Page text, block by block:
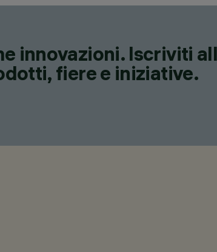
innovazioni. Iscriviti
fiere e iniziative.